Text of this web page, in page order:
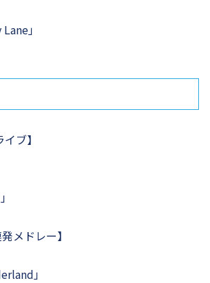
」
ブ】
メドレー】
」